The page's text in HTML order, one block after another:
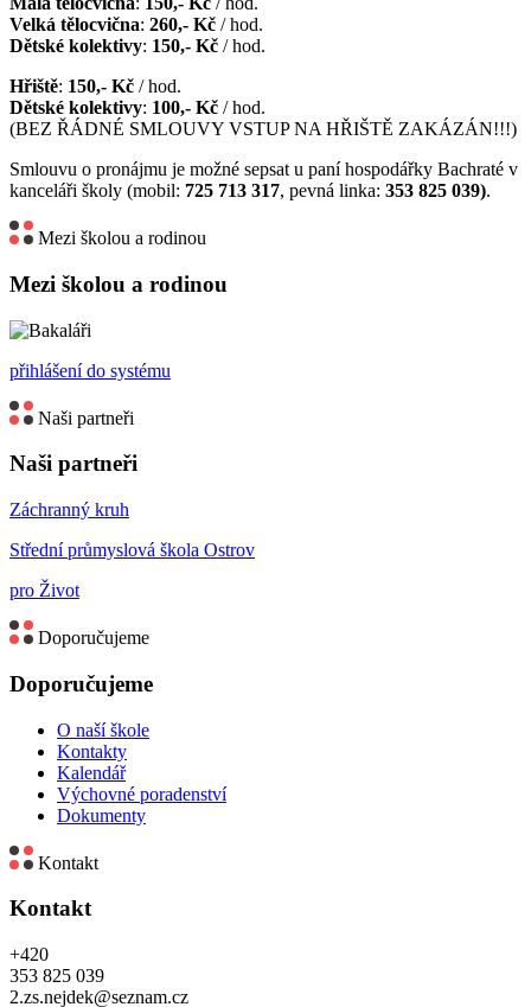
Velká tělocvična: 260,- Kč / hod.
Dětské kolektivy: 150,- Kč / hod.
Hřiště: 150,- Kč / hod.
Dětské kolektivy: 100,- Kč / hod.
(BEZ ŘÁDNÉ SMLOUVY VSTUP NA HŘIŠTĚ ZAKÁZÁN!!!)
Smlouvu o pronájmu je možné sepsat u paní hospodářky Bachraté v
kanceláři školy (mobil: 725 713 317, pevná linka: 353 825 039).
Mezi školou a rodinou
Mezi školou a rodinou
přihlášení do systému
Naši partneři
Naši partneři
Záchranný kruh
Střední průmyslová škola Ostrov
pro Život
Doporučujeme
Doporučujeme
O naší škole
Kontakty
Kalendář
Výchovné poradenství
Dokumenty
Kontakt
Kontakt
+420
353 825 039
2.zs.nejdek@seznam.cz